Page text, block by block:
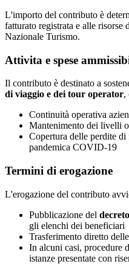
L'importo del contributo è
fatturato registrata e alle
Nazionale Turismo.
Attivita e spese
Il contributo è destinato a
di viaggio e dei tour operator,
Continuità operativa
Mantenimento dei livelli
Copertura delle perdite
pandemica COVID-19
Termini di erogazione
L'erogazione del contributo
Pubblicazione del
gli elenchi dei beneficiari
Trasferimento diretto
In alcuni casi, procedure
istanze presentate con